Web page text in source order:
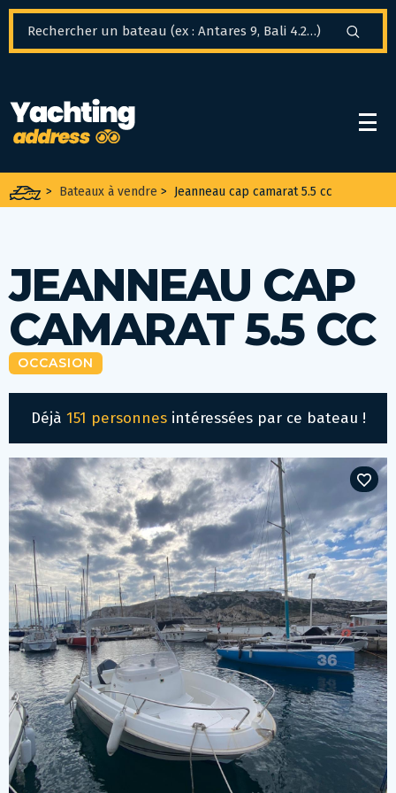
> Bateaux à vendre > Jeanneau cap camarat 5.5 cc
JEANNEAU CAP
CAMARAT 5.5 CC
OCCASION
Déjà 151 personnesintéressées par ce bateau !
Panneau de gestion des cookies